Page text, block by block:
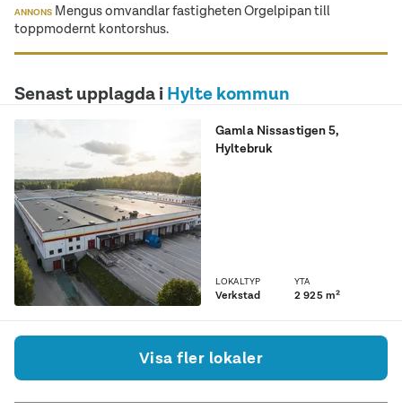
ANNONS Mengus omvandlar fastigheten Orgelpipan till
toppmodernt kontorshus.
Senast upplagda i Hylte kommun
Gamla Nissastigen 5,
Hyltebruk
LOKALTYP
Verkstad
YTA
2 925 m²
Visa fler lokaler